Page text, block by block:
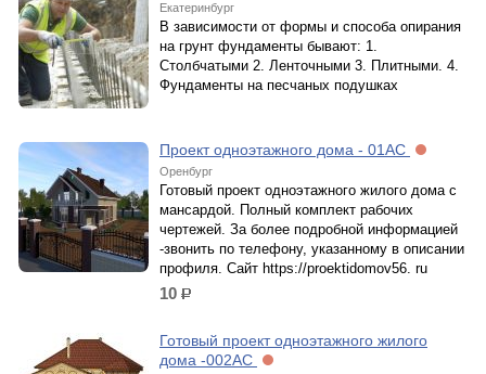
Екатеринбург
В зависимости от формы и способа опирания
на грунт фундаменты бывают: 1.
Столбчатыми 2. Ленточными 3. Плитными. 4.
Фундаменты на песчаных подушках
Проект одноэтажного дома - 01АС
Оренбург
Готовый проект одноэтажного жилого дома с
мансардой. Полный комплект рабочих
чертежей. За более подробной информацией
-звонить по телефону, указанному в описании
профиля. Сайт https://proektidomov56. ru
10 р.
Готовый проект одноэтажного жилого
дома -002АС